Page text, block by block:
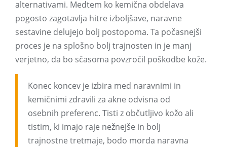
alternativami. Medtem ko kemična obdelava
pogosto zagotavlja hitre izboljšave, naravne
sestavine delujejo bolj postopoma. Ta počasnejši
proces je na splošno bolj trajnosten in je manj
verjetno, da bo sčasoma povzročil poškodbe kože.
Konec koncev je izbira med naravnimi in
kemičnimi zdravili za akne odvisna od
osebnih preferenc. Tisti z občutljivo kožo ali
tistim, ki imajo raje nežnejše in bolj
trajnostne tretmaje, bodo morda naravna